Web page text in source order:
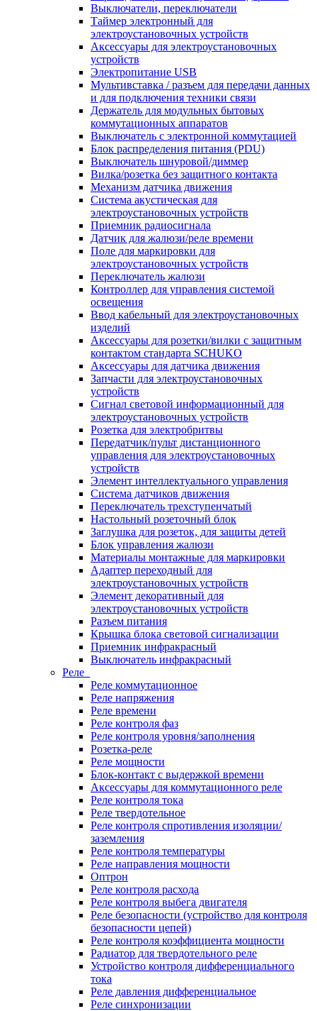
Выключатели, переключатели
Таймер электронный для
электроустановочных устройств
Аксессуары для электроустановочных
устройств
Электропитание USB
Мультивставка / разъем для передачи данных
и для подключения техники связи
Держатель для модульных бытовых
коммутационных аппаратов
Выключатель с электронной коммутацией
Блок распределения питания (PDU)
Выключатель шнуровой/диммер
Вилка/розетка без защитного контакта
Механизм датчика движения
Система акустическая для
электроустановочных устройств
Приемник радиосигнала
Датчик для жалюзи/реле времени
Поле для маркировки для
электроустановочных устройств
Переключатель жалюзи
Контроллер для управления системой
освещения
Ввод кабельный для электроустановочных
изделий
Аксессуары для розетки/вилки с защитным
контактом стандарта SCHUKO
Аксессуары для датчика движения
Запчасти для электроустановочных
устройств
Сигнал световой информационный для
электроустановочных устройств
Розетка для электробритвы
Передатчик/пульт дистанционного
управления для электроустановочных
устройств
Элемент интеллектуального управления
Система датчиков движения
Переключатель трехступенчатый
Настольный розеточный блок
Заглушка для розеток, для защиты детей
Блок управления жалюзи
Материалы монтажные для маркировки
Адаптер переходный для
электроустановочных устройств
Элемент декоративный для
электроустановочных устройств
Разъем питания
Крышка блока световой сигнализации
Приемник инфракрасный
Выключатель инфракрасный
Реле
Реле коммутационное
Реле напряжения
Реле времени
Реле контроля фаз
Реле контроля уровня/заполнения
Розетка-реле
Реле мощности
Блок-контакт с выдержкой времени
Аксессуары для коммутационного реле
Реле контроля тока
Реле твердотельное
Реле контроля спротивления изоляции/
заземления
Реле контроля температуры
Реле направления мощности
Оптрон
Реле контроля расхода
Реле контроля выбега двигателя
Реле безопасности (устройство для контроля
безопасности цепей)
Реле контроля коэффициента мощности
Радиатор для твердотельного реле
Устройство контроля дифференциального
тока
Реле давления дифференциальное
Реле синхронизации